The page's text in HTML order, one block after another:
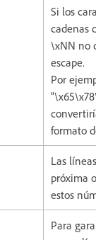
Si los
cadenas
\xNN no
escape.
Por
formato
Las
próxima
estos
Para